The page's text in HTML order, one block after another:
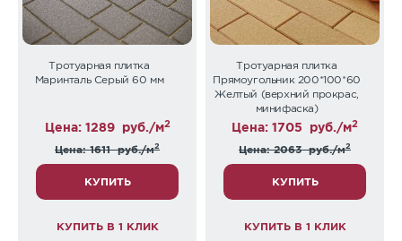
Тротуарная плитка
Маринталь Серый 60 мм
Цена: 1289 руб./м2
Цена: 1611руб./м2
КУПИТЬ
КУПИТЬ В 1 КЛИК
Тротуарная плитка
Прямоугольник 200*100*60
Желтый (верхний прокрас,
минифаска)
Цена: 1705 руб./м2
Цена: 2063руб./м2
КУПИТЬ
КУПИТЬ В 1 КЛИК